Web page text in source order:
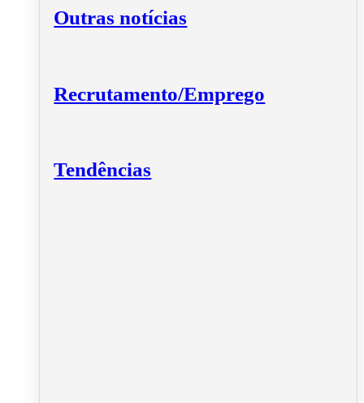
Outras notícias
Recrutamento/Emprego
Tendências